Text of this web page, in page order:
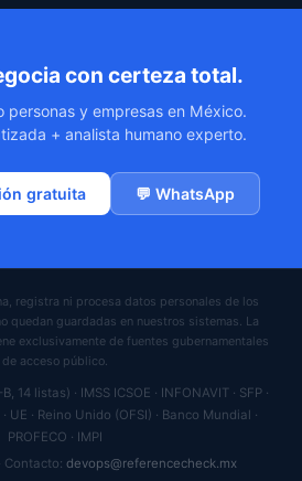
con certeza total.
personas y empresas en México.
+ analista humano experto.
gratuita 💬 WhatsApp
registra ni procesa datos personales de los
quedan guardadas en nuestros sistemas. La
exclusivamente de fuentes gubernamentales
de acceso público.
14 listas) · IMSS ICSOE · INFONAVIT · SFP ·
· UE · Reino Unido (OFSI) · Banco Mundial ·
PROFECO · IMPI
Contacto: devops@referencecheck.mx